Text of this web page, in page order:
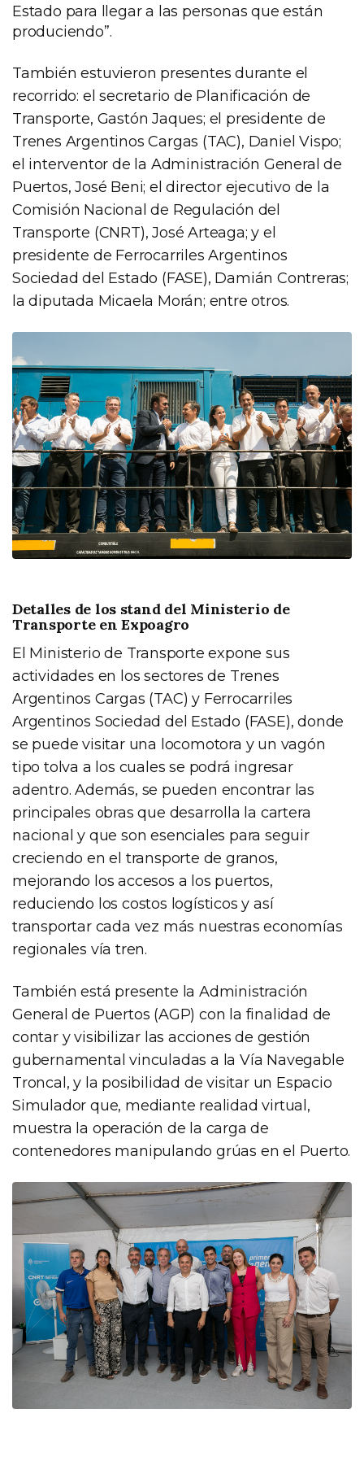
Estado para llegar a las personas que están
produciendo”.
También estuvieron presentes durante el
recorrido: el secretario de Planificación de
Transporte, Gastón Jaques; el presidente de
Trenes Argentinos Cargas (TAC), Daniel Vispo;
el interventor de la Administración General de
Puertos, José Beni; el director ejecutivo de la
Comisión Nacional de Regulación del
Transporte (CNRT), José Arteaga; y el
presidente de Ferrocarriles Argentinos
Sociedad del Estado (FASE), Damián Contreras;
la diputada Micaela Morán; entre otros.
Detalles de los stand del Ministerio de
Transporte en Expoagro
El Ministerio de Transporte expone sus
actividades en los sectores de Trenes
Argentinos Cargas (TAC) y Ferrocarriles
Argentinos Sociedad del Estado (FASE), donde
se puede visitar una locomotora y un vagón
tipo tolva a los cuales se podrá ingresar
adentro. Además, se pueden encontrar las
principales obras que desarrolla la cartera
nacional y que son esenciales para seguir
creciendo en el transporte de granos,
mejorando los accesos a los puertos,
reduciendo los costos logísticos y así
transportar cada vez más nuestras economías
regionales vía tren.
También está presente la Administración
General de Puertos (AGP) con la finalidad de
contar y visibilizar las acciones de gestión
gubernamental vinculadas a la Vía Navegable
Troncal, y la posibilidad de visitar un Espacio
Simulador que, mediante realidad virtual,
muestra la operación de la carga de
contenedores manipulando grúas en el Puerto.